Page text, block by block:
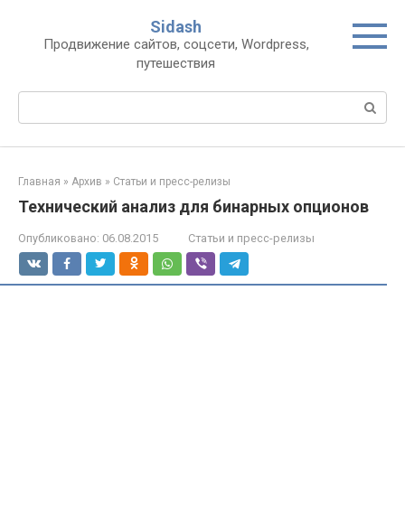
контенту
Sidash
Продвижение сайтов, соцсети, Wordpress,
путешествия
Главная » Архив » Статьи и пресс-релизы
Технический анализ для бинарных опционов
Опубликовано: 06.08.2015 Статьи и пресс-релизы